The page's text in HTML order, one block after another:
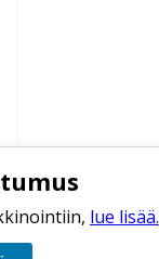
lue lisää.